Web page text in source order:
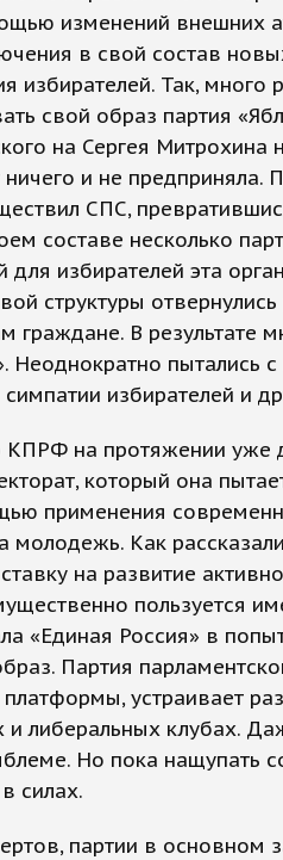
изменений внешних
в свой состав
избирателей. Так, много
свой образ партия
на Сергея Митрохина
и не предприняла.
СПС,
составе несколько
для избирателей эта
структуры
граждане. В результате
Неоднократно пытались
избирателей и
КПРФ на протяжении уже
который она
применения
молодежь. Как
на развитие
пользуется
«Единая Россия» в
Партия
платформы, устраивает
и либеральных клубах.
Но пока нащупать
силах.
партии в основном